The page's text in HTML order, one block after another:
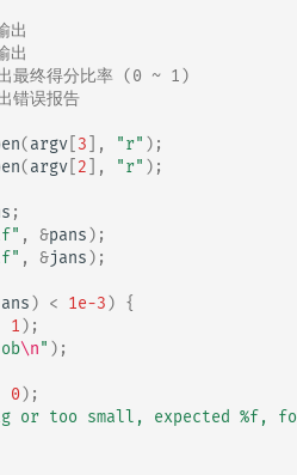
出
出
最终得分比率 (0 ~ 1)
错误报告
(argv 3 ], "r" );
(argv 2 ], "r" );
;
, &pans);
, &jans);
) < 1e-3) {
1);
\n" );
0);
or too small, expected %f,